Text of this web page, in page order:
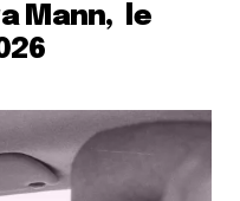
Mann, le